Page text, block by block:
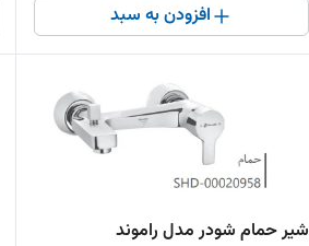
افزودن به سبد
شیر حمام شودر مدل راموند